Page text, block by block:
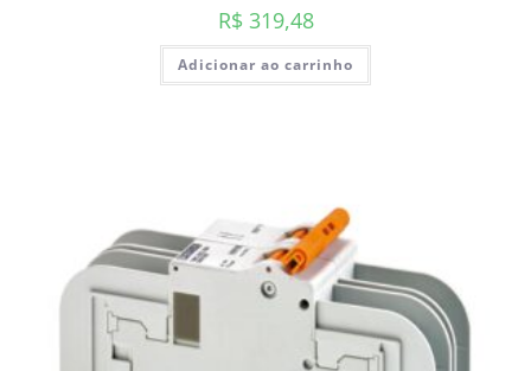
R$ 319,48
Adicionar ao carrinho